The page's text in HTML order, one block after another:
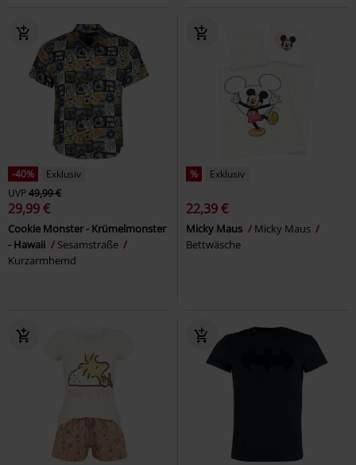
-40%
Exklusiv
UVP49,99 €
29,99 €
Cookie Monster - Krümelmonster
- Hawaii
Sesamstraße
Kurzarmhemd
% Exklusiv
22,39 €
Micky Maus
Micky Maus
Bettwäsche